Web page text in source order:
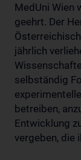
MedUni Wien
geehrt. Der
jährlich
selbständig
betreiben,
Entwicklung
vergeben, die